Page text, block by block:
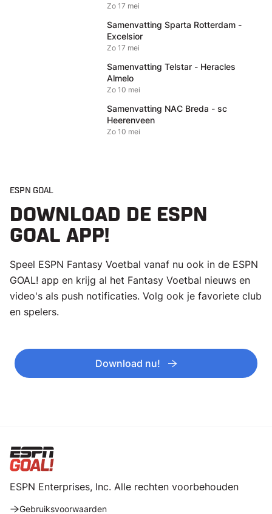
Zo 17 mei
Samenvatting Sparta Rotterdam -
Excelsior
Zo 17 mei
Samenvatting Telstar - Heracles
Almelo
Zo 10 mei
Samenvatting NAC Breda - sc
Heerenveen
Zo 10 mei
ESPN GOAL
DOWNLOAD DE ESPN
GOAL APP!
Speel ESPN Fantasy Voetbal vanaf nu ook in de ESPN
GOAL! app en krijg al het Fantasy Voetbal nieuws en
video's als push notificaties. Volg ook je favoriete club
en spelers.
Download nu!
ESPN Enterprises, Inc. Alle rechten voorbehouden
Gebruiksvoorwaarden